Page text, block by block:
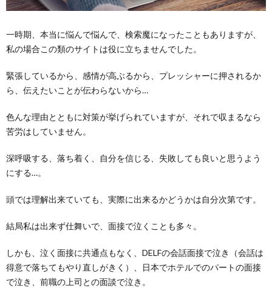
たこ
2.1.
落ち着
2.2.
プレッ
を感じ
ないよ
うにす
2.3.
圧迫面
分を批
ている
ような
になる
→批判
されて
いるの
一時期、本当に悩んで悩んで、検索魔になったこともありますが、
私の場合この類のサイトは役に立ちませんでした。
緊張しているから、感情が高ぶるから、プレッシャーに押されるか
ら、伝えたいことが伝わらないから…
色んな理由とともに対策が挙げられていますが、それで収まるなら
苦労はしていません。
深呼吸する、落ち着く、自分を信じる、失敗しても良いと思うよう
にする…。
頭では理解出来ていても、実際に出来るかどうかは自分次第です。
結局私は出来ず仕舞いで、面接で泣くことも多々。
しかも、泣く面接に共通点もなく、DELFの会話面接で泣き（会話は
得意で落ちてもやり直しがきく）、日本でホテルでのパートの面接
で泣き、前職の上司との面談で泣き。